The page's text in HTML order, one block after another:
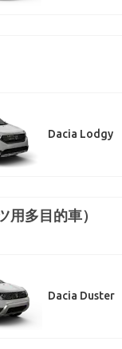
Dacia Lodgy
用多目的車）
Dacia Duster